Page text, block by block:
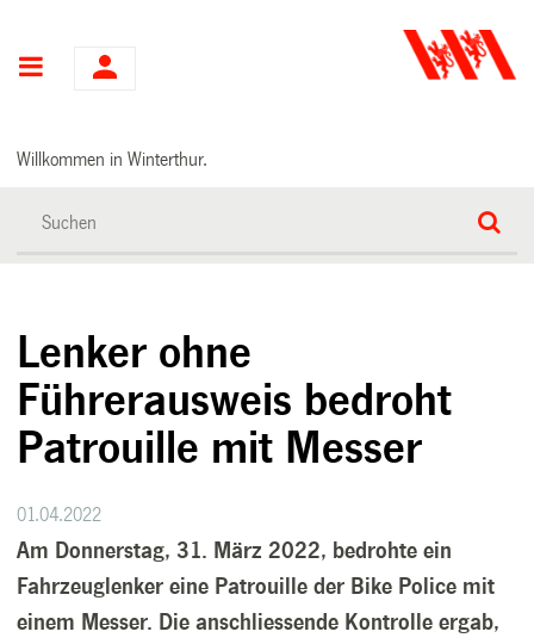
Hauptnavigation
Willkommen in Winterthur.
Lenker ohne
Führerausweis bedroht
Patrouille mit Messer
01.04.2022
Am Donnerstag, 31. März 2022, bedrohte ein
Fahrzeuglenker eine Patrouille der Bike Police mit
einem Messer. Die anschliessende Kontrolle ergab,